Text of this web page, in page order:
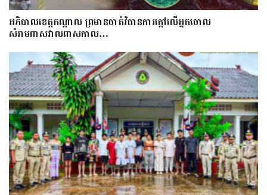
អភិបាលខេត្តកណ្ដាល ព្រមានចាត់វិធានការក្ដៅលើអ្នកចោល
សំរាមពាសវាលពាសកាល…